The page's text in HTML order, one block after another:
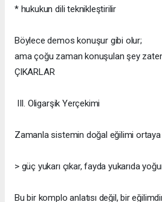
* hukukun dili teknikleştirilir
Böylece demos konuşur gibi olur;
ama çoğu zaman konuşulan şey
ÇIKARLAR
III. Oligarşik Yerçekimi
Zamanla sistemin doğal eğilimi ortaya
> güç yukarı çıkar, fayda yukarıda
Bu bir komplo anlatısı değil, bir